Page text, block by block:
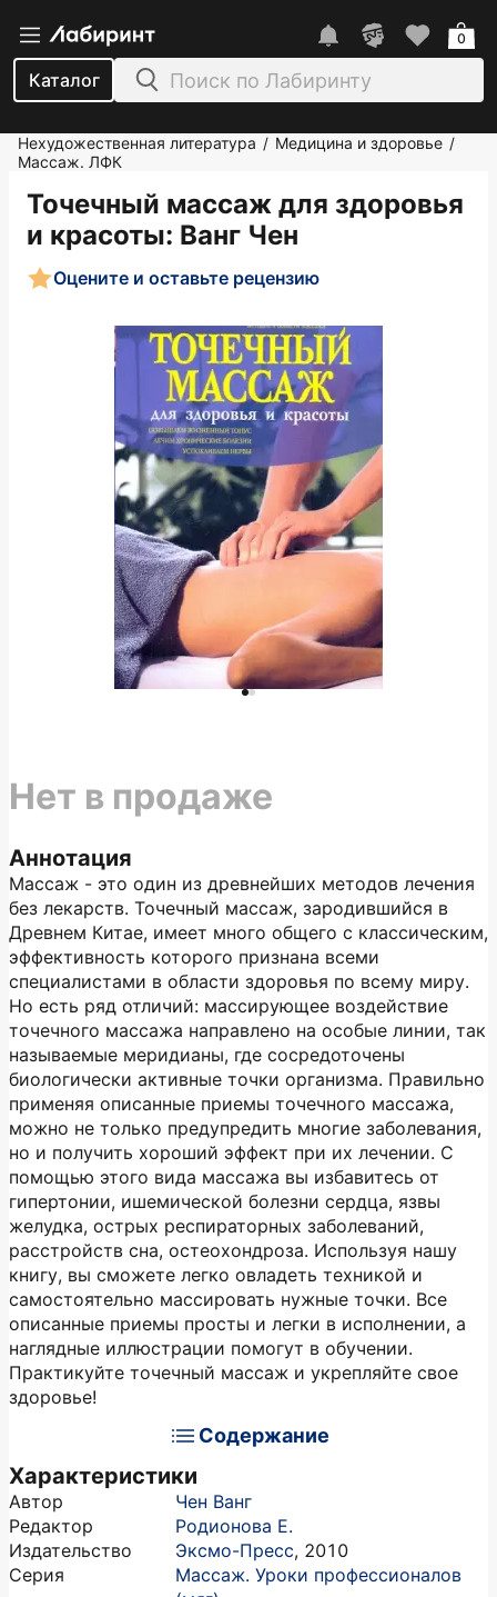
Каталог
0
Нехудожественная литература / Медицина и здоровье /
Массаж. ЛФК
Точечный массаж для здоровья
и красоты: Ванг Чен
Оцените и оставьте рецензию
Аннотация
Массаж - это один из древнейших методов лечения
без лекарств. Точечный массаж, зародившийся в
Древнем Китае, имеет много общего с классическим,
эффективность которого признана всеми
специалистами в области здоровья по всему миру.
Но есть ряд отличий: массирующее воздействие
точечного массажа направлено на особые линии, так
называемые меридианы, где сосредоточены
биологически активные точки организма. Правильно
применяя описанные приемы точечного массажа,
можно не только предупредить многие заболевания,
но и получить хороший эффект при их лечении. С
помощью этого вида массажа вы избавитесь от
гипертонии, ишемической болезни сердца, язвы
желудка, острых респираторных заболеваний,
расстройств сна, остеохондроза. Используя нашу
книгу, вы сможете легко овладеть техникой и
самостоятельно массировать нужные точки. Все
описанные приемы просты и легки в исполнении, а
наглядные иллюстрации помогут в обучении.
Практикуйте точечный массаж и укрепляйте свое
здоровье!
Содержание
Характеристики
Автор
Чен Ванг
Редактор
Родионова Е.
Издательство
Эксмо-Пресс, 2010
Серия
Массаж. Уроки профессионалов
Нет в продаже